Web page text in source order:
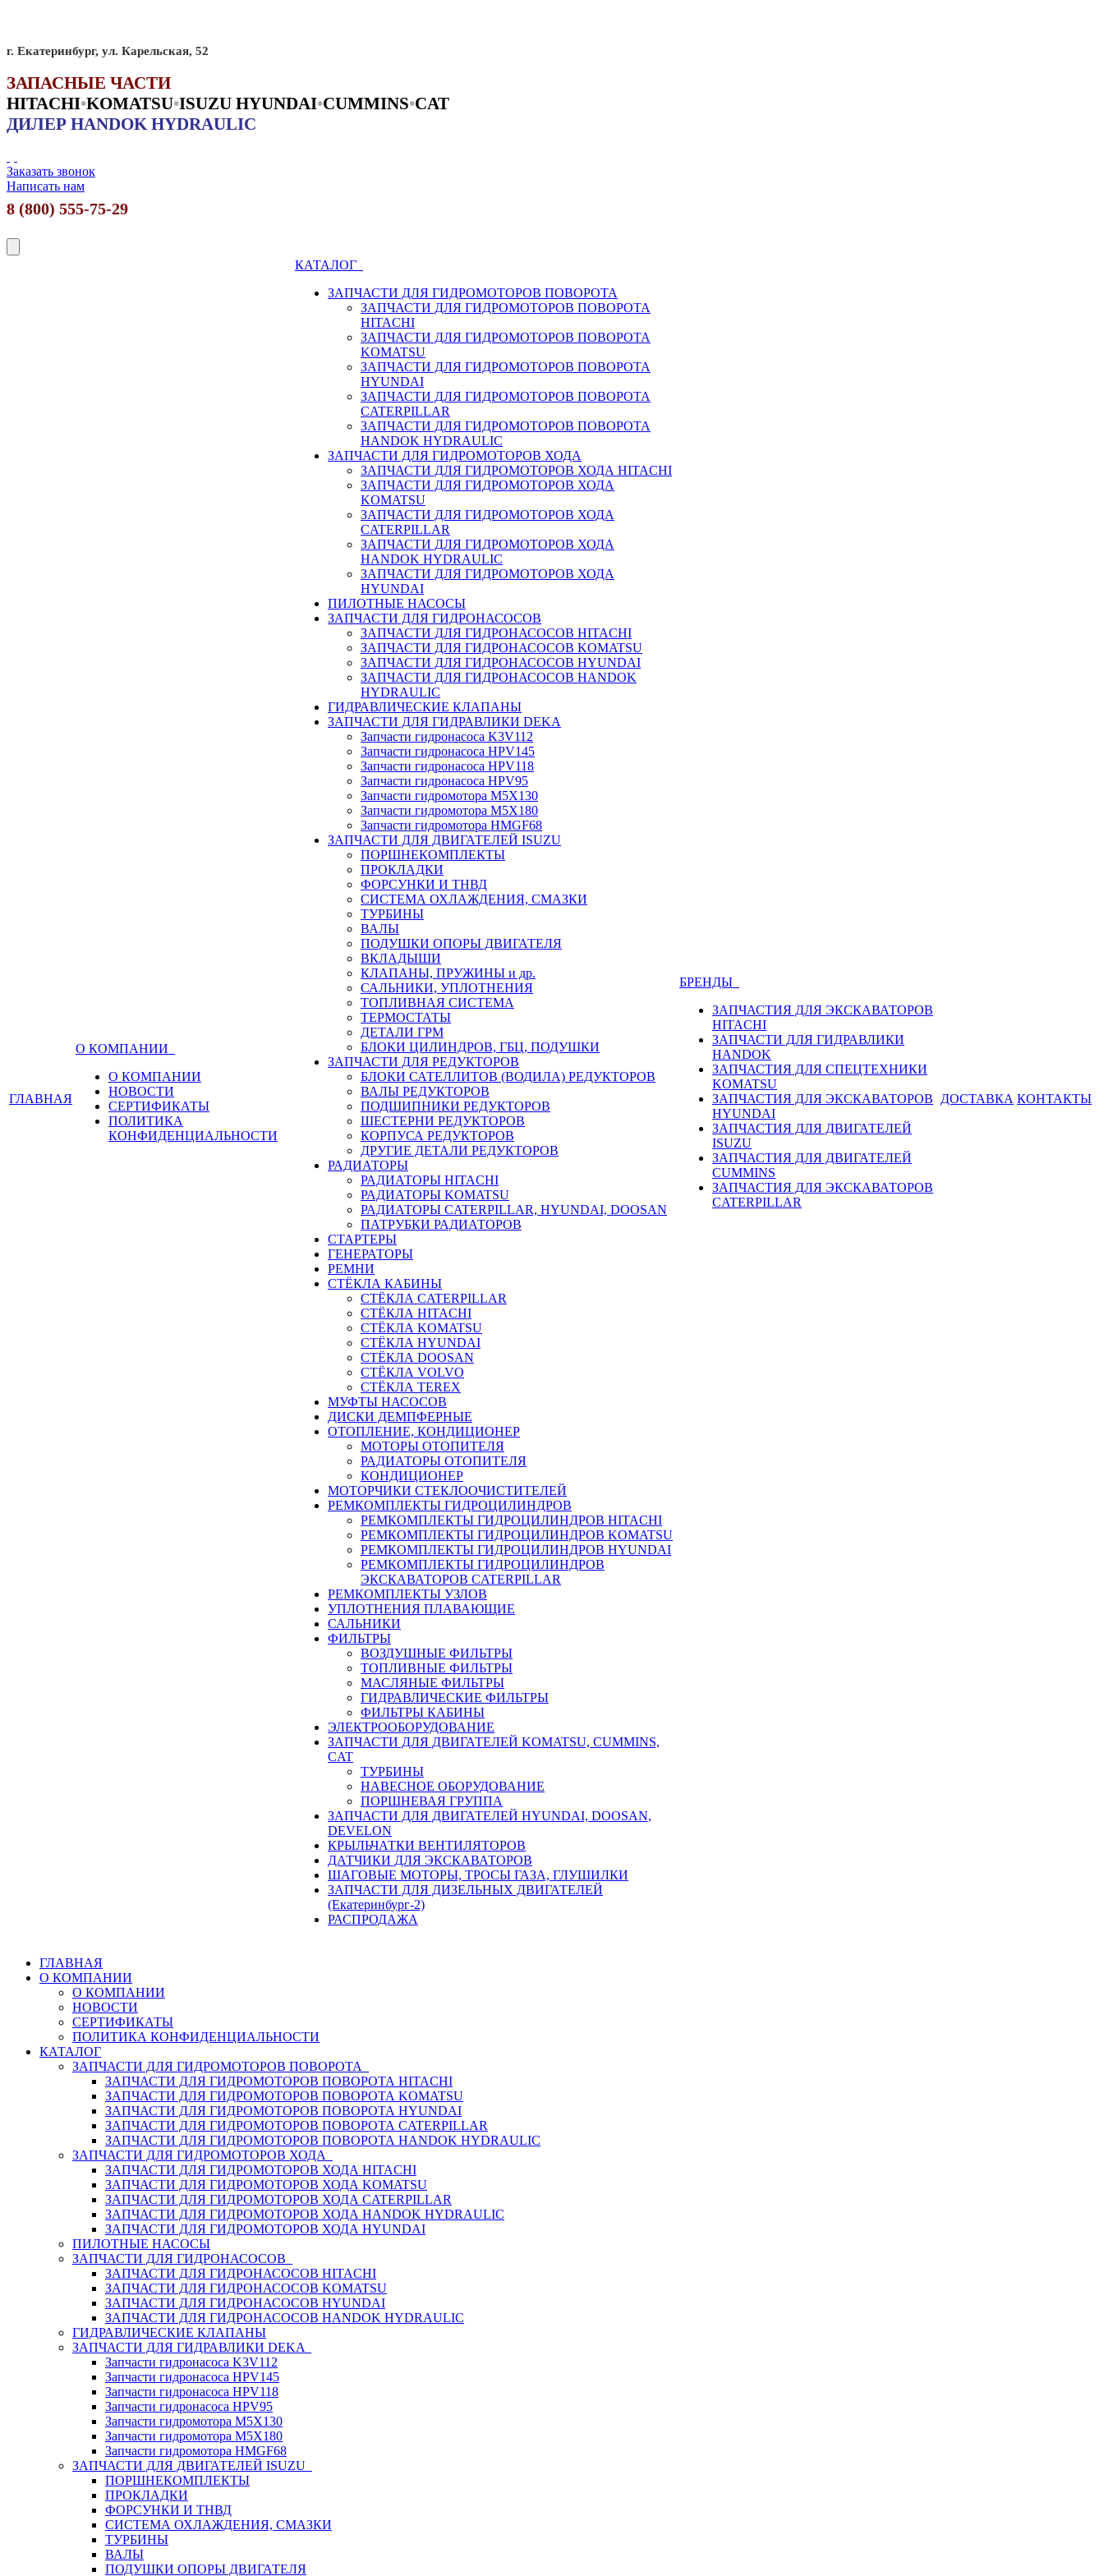
г. Екатеринбург, ул. Карельская, 52
ЗАПАСНЫЕ ЧАСТИ
HITACHI•KOMATSU•ISUZU HYUNDAI•CUMMINS•CAT
ДИЛЕР HANDOK HYDRAULIC
Заказать звонок
Написать нам
8 (800) 555-75-29
ГЛАВНАЯ
О КОМПАНИИ
О КОМПАНИИ
НОВОСТИ
СЕРТИФИКАТЫ
ПОЛИТИКА
КОНФИДЕНЦИАЛЬНОСТИ
КАТАЛОГ
ЗАПЧАСТИ ДЛЯ ГИДРОМОТОРОВ ПОВОРОТА
ЗАПЧАСТИ ДЛЯ ГИДРОМОТОРОВ ПОВОРОТА
HITACHI
ЗАПЧАСТИ ДЛЯ ГИДРОМОТОРОВ ПОВОРОТА
KOMATSU
ЗАПЧАСТИ ДЛЯ ГИДРОМОТОРОВ ПОВОРОТА
HYUNDAI
ЗАПЧАСТИ ДЛЯ ГИДРОМОТОРОВ ПОВОРОТА
CATERPILLAR
ЗАПЧАСТИ ДЛЯ ГИДРОМОТОРОВ ПОВОРОТА
HANDOK HYDRAULIC
ЗАПЧАСТИ ДЛЯ ГИДРОМОТОРОВ ХОДА
ЗАПЧАСТИ ДЛЯ ГИДРОМОТОРОВ ХОДА HITACHI
ЗАПЧАСТИ ДЛЯ ГИДРОМОТОРОВ ХОДА
KOMATSU
ЗАПЧАСТИ ДЛЯ ГИДРОМОТОРОВ ХОДА
CATERPILLAR
ЗАПЧАСТИ ДЛЯ ГИДРОМОТОРОВ ХОДА
HANDOK HYDRAULIC
ЗАПЧАСТИ ДЛЯ ГИДРОМОТОРОВ ХОДА
HYUNDAI
ПИЛОТНЫЕ НАСОСЫ
ЗАПЧАСТИ ДЛЯ ГИДРОНАСОСОВ
ЗАПЧАСТИ ДЛЯ ГИДРОНАСОСОВ HITACHI
ЗАПЧАСТИ ДЛЯ ГИДРОНАСОСОВ KOMATSU
ЗАПЧАСТИ ДЛЯ ГИДРОНАСОСОВ HYUNDAI
ЗАПЧАСТИ ДЛЯ ГИДРОНАСОСОВ HANDOK
HYDRAULIC
ГИДРАВЛИЧЕСКИЕ КЛАПАНЫ
ЗАПЧАСТИ ДЛЯ ГИДРАВЛИКИ DEKA
Запчасти гидронасоса K3V112
Запчасти гидронасоса HPV145
Запчасти гидронасоса HPV118
Запчасти гидронасоса HPV95
Запчасти гидромотора M5X130
Запчасти гидромотора M5X180
Запчасти гидромотора HMGF68
ЗАПЧАСТИ ДЛЯ ДВИГАТЕЛЕЙ ISUZU
ПОРШНЕКОМПЛЕКТЫ
ПРОКЛАДКИ
ФОРСУНКИ И ТНВД
СИСТЕМА ОХЛАЖДЕНИЯ, СМАЗКИ
ТУРБИНЫ
ВАЛЫ
ПОДУШКИ ОПОРЫ ДВИГАТЕЛЯ
ВКЛАДЫШИ
КЛАПАНЫ, ПРУЖИНЫ и др.
САЛЬНИКИ, УПЛОТНЕНИЯ
ТОПЛИВНАЯ СИСТЕМА
ТЕРМОСТАТЫ
ДЕТАЛИ ГРМ
БЛОКИ ЦИЛИНДРОВ, ГБЦ, ПОДУШКИ
ЗАПЧАСТИ ДЛЯ РЕДУКТОРОВ
БЛОКИ САТЕЛЛИТОВ (ВОДИЛА) РЕДУКТОРОВ
ВАЛЫ РЕДУКТОРОВ
ПОДШИПНИКИ РЕДУКТОРОВ
ШЕСТЕРНИ РЕДУКТОРОВ
КОРПУСА РЕДУКТОРОВ
ДРУГИЕ ДЕТАЛИ РЕДУКТОРОВ
РАДИАТОРЫ
РАДИАТОРЫ HITACHI
РАДИАТОРЫ KOMATSU
РАДИАТОРЫ CATERPILLAR, HYUNDAI, DOOSAN
ПАТРУБКИ РАДИАТОРОВ
СТАРТЕРЫ
ГЕНЕРАТОРЫ
РЕМНИ
СТЁКЛА КАБИНЫ
СТЁКЛА CATERPILLAR
СТЁКЛА HITACHI
СТЁКЛА KOMATSU
СТЁКЛА HYUNDAI
СТЁКЛА DOOSAN
СТЁКЛА VOLVO
СТЁКЛА TEREX
МУФТЫ НАСОСОВ
ДИСКИ ДЕМПФЕРНЫЕ
ОТОПЛЕНИЕ, КОНДИЦИОНЕР
МОТОРЫ ОТОПИТЕЛЯ
РАДИАТОРЫ ОТОПИТЕЛЯ
КОНДИЦИОНЕР
МОТОРЧИКИ СТЕКЛООЧИСТИТЕЛЕЙ
РЕМКОМПЛЕКТЫ ГИДРОЦИЛИНДРОВ
РЕМКОМПЛЕКТЫ ГИДРОЦИЛИНДРОВ HITACHI
РЕМКОМПЛЕКТЫ ГИДРОЦИЛИНДРОВ KOMATSU
РЕМКОМПЛЕКТЫ ГИДРОЦИЛИНДРОВ HYUNDAI
РЕМКОМПЛЕКТЫ ГИДРОЦИЛИНДРОВ
ЭКСКАВАТОРОВ CATERPILLAR
РЕМКОМПЛЕКТЫ УЗЛОВ
УПЛОТНЕНИЯ ПЛАВАЮЩИЕ
САЛЬНИКИ
ФИЛЬТРЫ
ВОЗДУШНЫЕ ФИЛЬТРЫ
ТОПЛИВНЫЕ ФИЛЬТРЫ
МАСЛЯНЫЕ ФИЛЬТРЫ
ГИДРАВЛИЧЕСКИЕ ФИЛЬТРЫ
ФИЛЬТРЫ КАБИНЫ
ЭЛЕКТРООБОРУДОВАНИЕ
ЗАПЧАСТИ ДЛЯ ДВИГАТЕЛЕЙ KOMATSU, CUMMINS,
CAT
ТУРБИНЫ
НАВЕСНОЕ ОБОРУДОВАНИЕ
ПОРШНЕВАЯ ГРУППА
ЗАПЧАСТИ ДЛЯ ДВИГАТЕЛЕЙ HYUNDAI, DOOSAN,
DEVELON
КРЫЛЬЧАТКИ ВЕНТИЛЯТОРОВ
ДАТЧИКИ ДЛЯ ЭКСКАВАТОРОВ
ШАГОВЫЕ МОТОРЫ, ТРОСЫ ГАЗА, ГЛУШИЛКИ
ЗАПЧАСТИ ДЛЯ ДИЗЕЛЬНЫХ ДВИГАТЕЛЕЙ
(Екатеринбург-2)
РАСПРОДАЖА
БРЕНДЫ
ЗАПЧАСТИЯ ДЛЯ ЭКСКАВАТОРОВ
HITACHI
ЗАПЧАСТИ ДЛЯ ГИДРАВЛИКИ
HANDOK
ЗАПЧАСТИЯ ДЛЯ СПЕЦТЕХНИКИ
KOMATSU
ЗАПЧАСТИЯ ДЛЯ ЭКСКАВАТОРОВ
HYUNDAI
ЗАПЧАСТИЯ ДЛЯ ДВИГАТЕЛЕЙ
ISUZU
ЗАПЧАСТИЯ ДЛЯ ДВИГАТЕЛЕЙ
CUMMINS
ЗАПЧАСТИЯ ДЛЯ ЭКСКАВАТОРОВ
CATERPILLAR
ДОСТАВКА КОНТАКТЫ
ГЛАВНАЯ
О КОМПАНИИ
О КОМПАНИИ
НОВОСТИ
СЕРТИФИКАТЫ
ПОЛИТИКА КОНФИДЕНЦИАЛЬНОСТИ
КАТАЛОГ
ЗАПЧАСТИ ДЛЯ ГИДРОМОТОРОВ ПОВОРОТА
ЗАПЧАСТИ ДЛЯ ГИДРОМОТОРОВ ПОВОРОТА HITACHI
ЗАПЧАСТИ ДЛЯ ГИДРОМОТОРОВ ПОВОРОТА KOMATSU
ЗАПЧАСТИ ДЛЯ ГИДРОМОТОРОВ ПОВОРОТА HYUNDAI
ЗАПЧАСТИ ДЛЯ ГИДРОМОТОРОВ ПОВОРОТА CATERPILLAR
ЗАПЧАСТИ ДЛЯ ГИДРОМОТОРОВ ПОВОРОТА HANDOK HYDRAULIC
ЗАПЧАСТИ ДЛЯ ГИДРОМОТОРОВ ХОДА
ЗАПЧАСТИ ДЛЯ ГИДРОМОТОРОВ ХОДА HITACHI
ЗАПЧАСТИ ДЛЯ ГИДРОМОТОРОВ ХОДА KOMATSU
ЗАПЧАСТИ ДЛЯ ГИДРОМОТОРОВ ХОДА CATERPILLAR
ЗАПЧАСТИ ДЛЯ ГИДРОМОТОРОВ ХОДА HANDOK HYDRAULIC
ЗАПЧАСТИ ДЛЯ ГИДРОМОТОРОВ ХОДА HYUNDAI
ПИЛОТНЫЕ НАСОСЫ
ЗАПЧАСТИ ДЛЯ ГИДРОНАСОСОВ
ЗАПЧАСТИ ДЛЯ ГИДРОНАСОСОВ HITACHI
ЗАПЧАСТИ ДЛЯ ГИДРОНАСОСОВ KOMATSU
ЗАПЧАСТИ ДЛЯ ГИДРОНАСОСОВ HYUNDAI
ЗАПЧАСТИ ДЛЯ ГИДРОНАСОСОВ HANDOK HYDRAULIC
ГИДРАВЛИЧЕСКИЕ КЛАПАНЫ
ЗАПЧАСТИ ДЛЯ ГИДРАВЛИКИ DEKA
Запчасти гидронасоса K3V112
Запчасти гидронасоса HPV145
Запчасти гидронасоса HPV118
Запчасти гидронасоса HPV95
Запчасти гидромотора M5X130
Запчасти гидромотора M5X180
Запчасти гидромотора HMGF68
ЗАПЧАСТИ ДЛЯ ДВИГАТЕЛЕЙ ISUZU
ПОРШНЕКОМПЛЕКТЫ
ПРОКЛАДКИ
ФОРСУНКИ И ТНВД
СИСТЕМА ОХЛАЖДЕНИЯ, СМАЗКИ
ТУРБИНЫ
ВАЛЫ
ПОДУШКИ ОПОРЫ ДВИГАТЕЛЯ